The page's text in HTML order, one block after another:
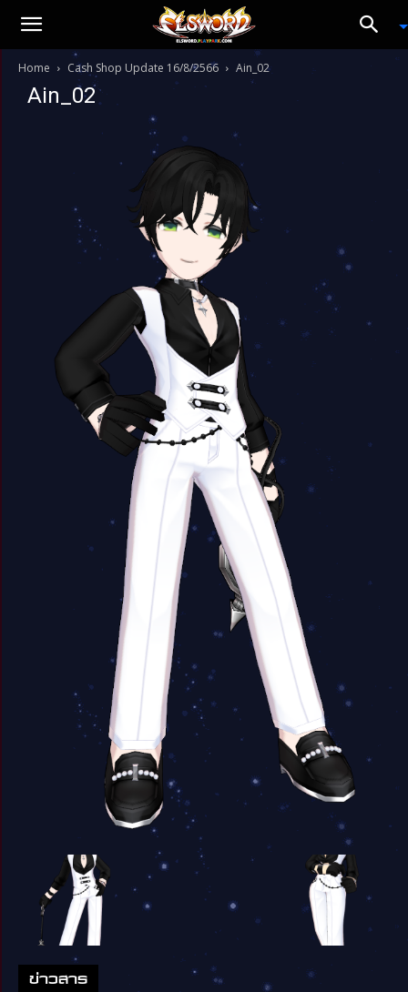
Home Cash Shop Update 16/8/2566 Ain_02
Ain_02
ข่าวสาร